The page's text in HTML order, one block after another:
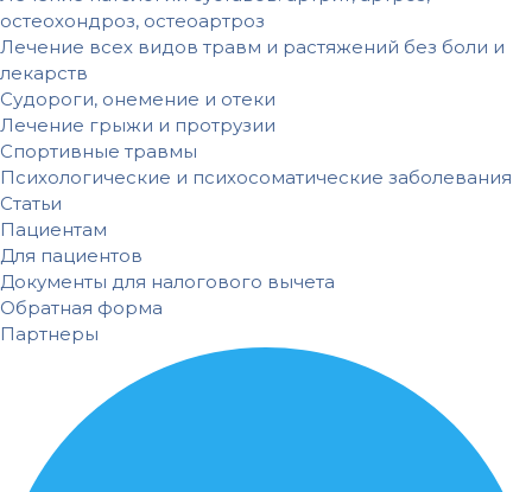
остеохондроз, остеоартроз
Лечение всех видов травм и растяжений без боли и
лекарств
Судороги, онемение и отеки
Лечение грыжи и протрузии
Спортивные травмы
Психологические и психосоматические заболевания
Статьи
Пациентам
Для пациентов
Документы для налогового вычета
Обратная форма
Партнеры